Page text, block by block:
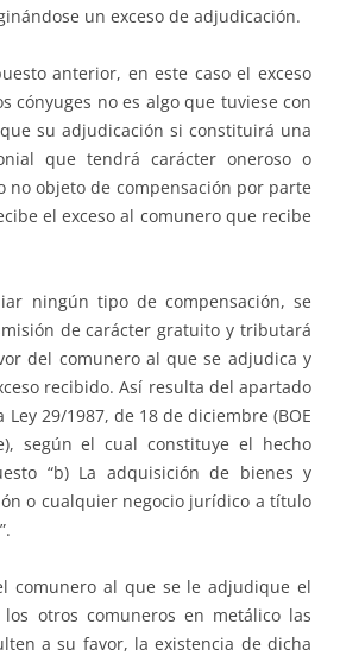
un exceso de adjudicación.
anterior, en este caso el exceso
cónyuges no es algo que tuviese con
su adjudicación si constituirá una
que tendrá carácter oneroso o
no objeto de compensación por parte
el exceso al comunero que recibe
ningún tipo de compensación, se
de carácter gratuito y tributará
del comunero al que se adjudica y
recibido. Así resulta del apartado
29/1987, de 18 de diciembre (BOE
según el cual constituye el hecho
“b) La adquisición de bienes y
o cualquier negocio jurídico a título
comunero al que se le adjudique el
los otros comuneros en metálico las
a su favor, la existencia de dicha